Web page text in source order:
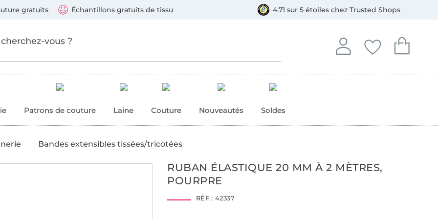
gratuits Échantillons gratuits de tissu 4.71 sur 5 étoiles chez Trusted Shops
Se connecter
Se connecter à votre
Mes favoris
Vous avez
Mon
Vous avez
Patrons de couture Laine Couture Nouveautés Soldes
Bandes extensibles tissées/tricotées
RUBAN ÉLASTIQUE 20 MM À 2 MÈTRES,
POURPRE
RÉF.: 42337
suivants : Visa, Mastercard, Carte bleue, PayPal, Virement, Bancontact